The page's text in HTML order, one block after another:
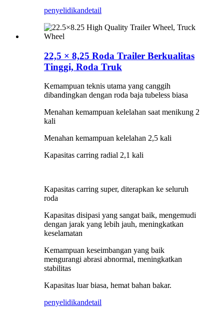
penyelidikandetail
22,5 × 8,25 Roda Trailer Berkualitas
Tinggi, Roda Truk
Kemampuan teknis utama yang canggih
dibandingkan dengan roda baja tubeless biasa
Menahan kemampuan kelelahan saat menikung 2
kali
Menahan kemampuan kelelahan 2,5 kali
Kapasitas carring radial 2,1 kali
Kapasitas carring super, diterapkan ke seluruh
roda
Kapasitas disipasi yang sangat baik, mengemudi
dengan jarak yang lebih jauh, meningkatkan
keselamatan
Kemampuan keseimbangan yang baik
mengurangi abrasi abnormal, meningkatkan
stabilitas
Kapasitas luar biasa, hemat bahan bakar.
penyelidikandetail